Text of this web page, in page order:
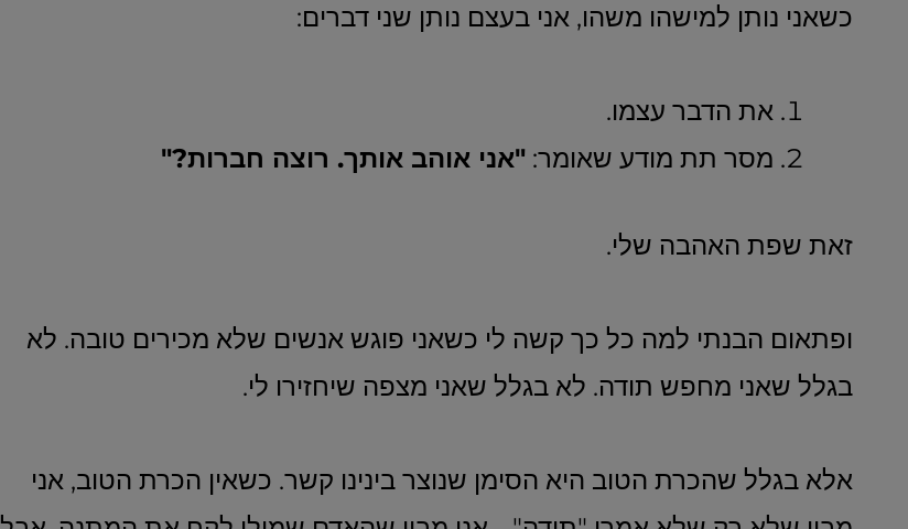
כשאני נותן למישהו משהו, אני בעצם נותן שני דברים:
את הדבר עצמו.
מסר תת מודע שאומר: "אני אוהב אותך. רוצה חברות?"
זאת שפת האהבה שלי.
ופתאום הבנתי למה כל כך קשה לי כשאני פוגש אנשים שלא מכירים טובה. לא
בגלל שאני מחפש תודה. לא בגלל שאני מצפה שיחזירו לי.
אלא בגלל שהכרת הטוב היא הסימן שנוצר בינינו קשר. כשאין הכרת הטוב, אני